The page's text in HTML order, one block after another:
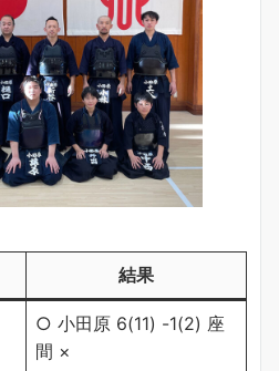
結果
○ 小田原 6(11) -1(2) 座
間 ×